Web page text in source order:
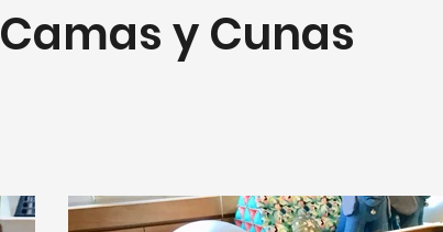
Camas y Cunas